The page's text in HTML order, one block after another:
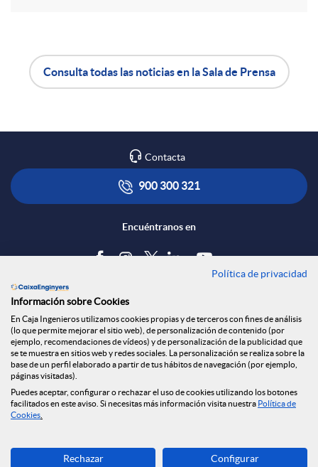
R
e
s
S
o
c
A
p
l
a
c
i
o
o
t
s
a
l
a
Consulta todas las noticias en la Sala de Prensa
Contacta
900 300 321
Encuéntranos en
Tablón de anuncios
Política de cookies
Aviso legal
Seguridad Online
Privacidad
Canal denuncias
Descarga ahora
Política de privacidad
Información sobre Cookies
En Caja Ingenieros utilizamos cookies propias y de terceros con fines de análisis
(lo que permite mejorar el sitio web), de personalización de contenido (por
ejemplo, recomendaciones de vídeos) y de personalización de la publicidad que
se te muestra en sitios web y redes sociales. La personalización se realiza sobre la
base de un perfil elaborado a partir de tus hábitos de navegación (por ejemplo,
páginas visitadas).
Puedes aceptar, configurar o rechazar el uso de cookies utilizando los botones
facilitados en este aviso. Si necesitas más información visita nuestra Política de
Cookies
Rechazar Configurar